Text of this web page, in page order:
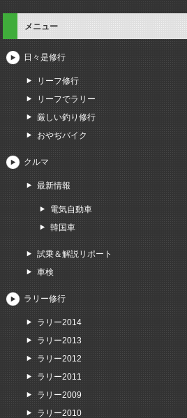
メニュー
日々是修行
リーフ修行
リーフでラリー
厳しい釣り修行
おやぢバイク
クルマ
最新情報
電気自動車
韓国車
試乗＆解説リポート
車検
ラリー修行
ラリー2014
ラリー2013
ラリー2012
ラリー2011
ラリー2009
ラリー2010